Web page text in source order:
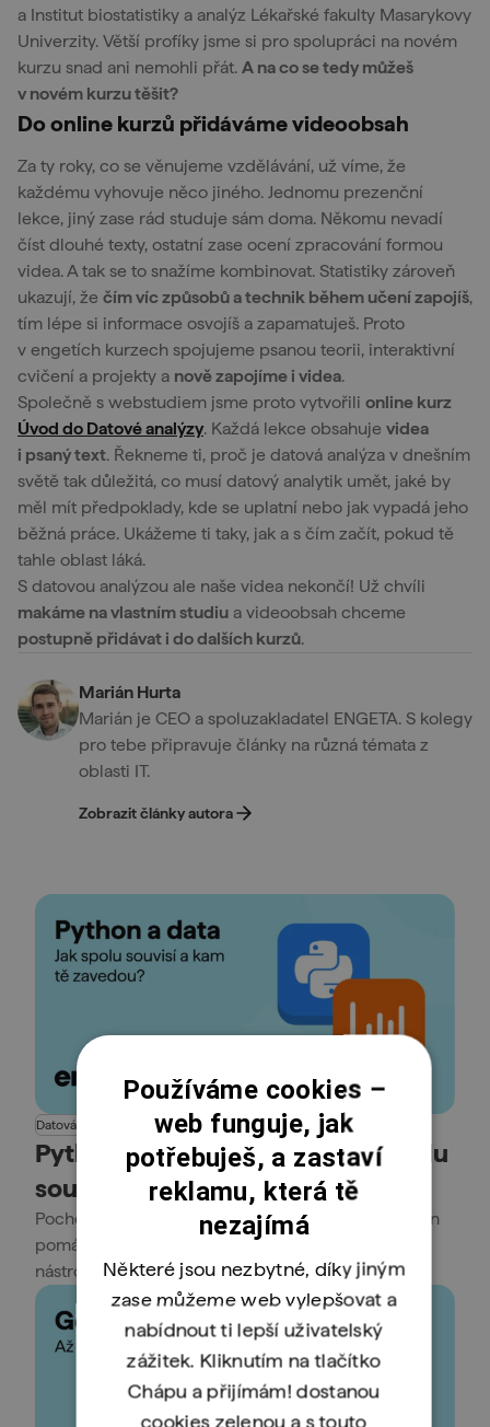
a Institut biostatistiky a analýz Lékařské fakulty Masarykovy
Univerzity. Větší profíky jsme si pro spolupráci na novém
kurzu snad ani nemohli přát. A na co se tedy můžeš
v novém kurzu těšit?
Do online kurzů přidáváme videoobsah
Za ty roky, co se věnujeme vzdělávání, už víme, že
každému vyhovuje něco jiného. Jednomu prezenční
lekce, jiný zase rád studuje sám doma. Někomu nevadí
číst dlouhé texty, ostatní zase ocení zpracování formou
videa. A tak se to snažíme kombinovat. Statistiky zároveň
ukazují, že čím víc způsobů a technik během učení zapojíš,
tím lépe si informace osvojíš a zapamatuješ. Proto
v engetích kurzech spojujeme psanou teorii, interaktivní
cvičení a projekty a nově zapojíme i videa.
Společně s webstudiem jsme proto vytvořili online kurz
Úvod do Datové analýzy. Každá lekce obsahuje videa
i psaný text. Řekneme ti, proč je datová analýza v dnešním
světě tak důležitá, co musí datový analytik umět, jaké by
měl mít předpoklady, kde se uplatní nebo jak vypadá jeho
běžná práce. Ukážeme ti taky, jak a s čím začít, pokud tě
tahle oblast láká.
S datovou analýzou ale naše videa nekončí! Už chvíli
makáme na vlastním studiu a videoobsah chceme
postupně přidávat i do dalších kurzů.
Marián Hurta
Marián je CEO a spoluzakladatel ENGETA. S kolegy
pro tebe připravuje články na různá témata z
oblasti IT.
Zobrazit články autora
Datová analýza KariéraProgramováníPython
Python a datová analýza: Jak spolu
souvisí a kam až tě zavedou
Pochop celý proces práce s daty a zjisti, kde Python
pomáhá, a proč je dnes jedním z nejdůležitějších
nástrojů (nejen) v datové kariéře!
Používáme cookies –
web funguje, jak
potřebuješ, a zastaví
reklamu, která tě
nezajímá
Některé jsou nezbytné, díky jiným
zase můžeme web vylepšovat a
nabídnout ti lepší uživatelský
zážitek. Kliknutím na tlačítko
Chápu a přijímám! dostanou
cookies zelenou a s touto